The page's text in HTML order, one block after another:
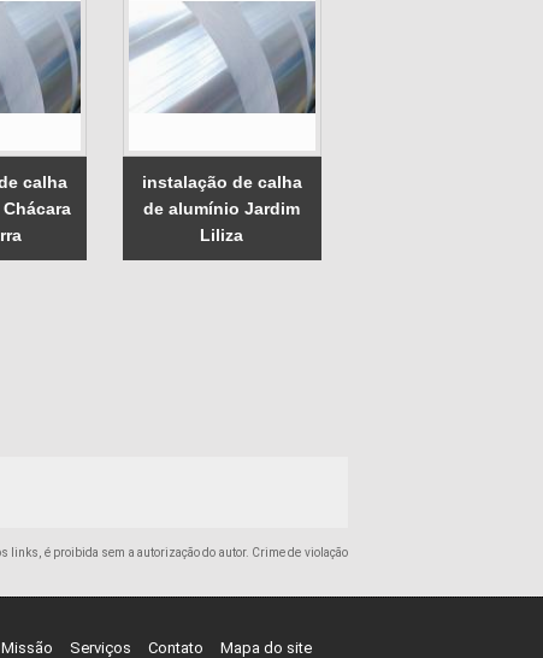
calha
instalação de calha
de alumínio Jardim
Liliza
links, é proibida sem a autorização do autor. Crime de violação
Missão Serviços Contato Mapa do site